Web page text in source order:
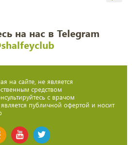
на нас в Telegram
на сайте, не является
средством
с врачом
публичной офертой и носит